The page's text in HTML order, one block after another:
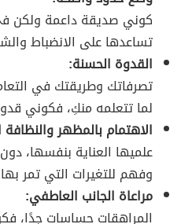
كوني صديقة داعمة
تساعدها على الانضباط
القدوة الحسنة:
تصرفاتك وطريقتك في
لما تتعلمه منكِ، فكوني
الاهتمام بالمظهر
علميها العناية بنفسها،
وفهم للتغيرات التي تمر
مراعاة الجانب العاطفي:
المراهقات حساسات جدًا،